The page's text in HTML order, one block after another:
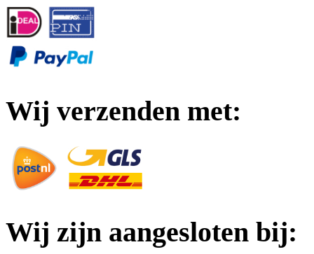
Wij verzenden met:
Wij zijn aangesloten bij: